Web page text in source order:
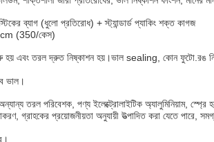
ব্যাগ (ধুলো প্রতিরোধ) + স্ট্যান্ডার্ড প্যাকিং শক্ত কাগজ
(350/কেস)
শুরু হয় এবং তরল দ্রুত নিষ্কাশন হয়।ভাল sealing, কোন ফুটো.রঙ
ভাল।
তরল পরিবেশক, পণ্য ইলেক্ট্রোলাইটিক অ্যালুমিনিয়াম, স্প্রে
গ্রাহকের প্রয়োজনীয়তা অনুযায়ী উত্পাদিত করা যেতে পারে,